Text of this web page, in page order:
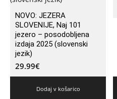
NOVO: JEZERA
SLOVENIJE, Naj 101
jezero – posodobljena
izdaja 2025 (slovenski
jezik)
29.99€
Dodaj v košarico